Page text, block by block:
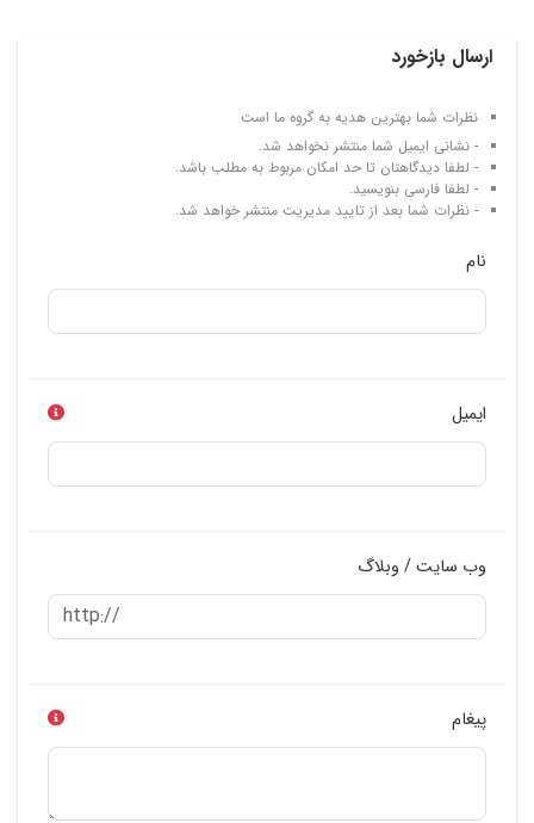
ارسال بازخورد
نظرات شما بهترین هدیه به گروه ما است
- نشانی ایمیل شما منتشر نخواهد شد.
- لطفا دیدگاهتان تا حد امکان مربوط به مطلب باشد.
- لطفا فارسی بنویسید.
- نظرات شما بعد از تایید مدیریت منتشر خواهد شد.
نام
ایمیل
وب سایت / وبلاگ
پیغام